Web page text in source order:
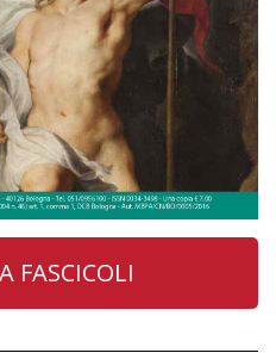
FASCICOLI